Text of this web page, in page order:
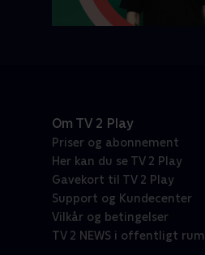
Om TV 2 Play
Priser og abonnement
Her kan du se TV 2 Play
Gavekort til TV 2 Play
Support og Kundecenter
Vilkår og betingelser
TV 2 NEWS i offentligt rum